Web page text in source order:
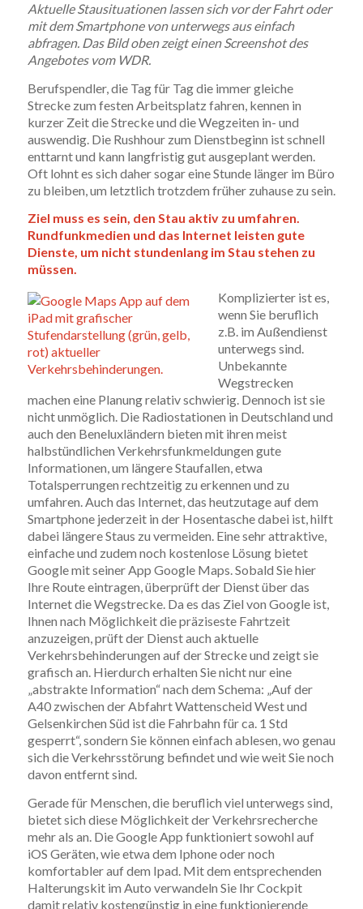
Aktuelle Stausituationen lassen sich vor der Fahrt oder
mit dem Smartphone von unterwegs aus einfach
abfragen. Das Bild oben zeigt einen Screenshot des
Angebotes vom WDR.
Berufspendler, die Tag für Tag die immer gleiche
Strecke zum festen Arbeitsplatz fahren, kennen in
kurzer Zeit die Strecke und die Wegzeiten in- und
auswendig. Die Rushhour zum Dienstbeginn ist schnell
enttarnt und kann langfristig gut ausgeplant werden.
Oft lohnt es sich daher sogar eine Stunde länger im Büro
zu bleiben, um letztlich trotzdem früher zuhause zu sein.
Ziel muss es sein, den Stau aktiv zu umfahren.
Rundfunkmedien und das Internet leisten gute
Dienste, um nicht stundenlang im Stau stehen zu
müssen.
Komplizierter ist es,
wenn Sie beruflich
z.B. im Außendienst
unterwegs sind.
Unbekannte
Wegstrecken
machen eine Planung relativ schwierig. Dennoch ist sie
nicht unmöglich. Die Radiostationen in Deutschland und
auch den Beneluxländern bieten mit ihren meist
halbstündlichen Verkehrsfunkmeldungen gute
Informationen, um längere Staufallen, etwa
Totalsperrungen rechtzeitig zu erkennen und zu
umfahren. Auch das Internet, das heutzutage auf dem
Smartphone jederzeit in der Hosentasche dabei ist, hilft
dabei längere Staus zu vermeiden. Eine sehr attraktive,
einfache und zudem noch kostenlose Lösung bietet
Google mit seiner App Google Maps. Sobald Sie hier
Ihre Route eintragen, überprüft der Dienst über das
Internet die Wegstrecke. Da es das Ziel von Google ist,
Ihnen nach Möglichkeit die präziseste Fahrtzeit
anzuzeigen, prüft der Dienst auch aktuelle
Verkehrsbehinderungen auf der Strecke und zeigt sie
grafisch an. Hierdurch erhalten Sie nicht nur eine
„abstrakte Information“ nach dem Schema: „Auf der
A40 zwischen der Abfahrt Wattenscheid West und
Gelsenkirchen Süd ist die Fahrbahn für ca. 1 Std
gesperrt“, sondern Sie können einfach ablesen, wo genau
sich die Verkehrsstörung befindet und wie weit Sie noch
davon entfernt sind.
Gerade für Menschen, die beruflich viel unterwegs sind,
bietet sich diese Möglichkeit der Verkehrsrecherche
mehr als an. Die Google App funktioniert sowohl auf
iOS Geräten, wie etwa dem Iphone oder noch
komfortabler auf dem Ipad. Mit dem entsprechenden
Halterungskit im Auto verwandeln Sie Ihr Cockpit
damit relativ kostengünstig in eine funktionierende